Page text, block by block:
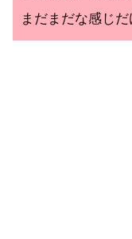
まだまだな感じ